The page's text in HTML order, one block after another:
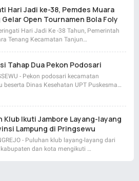
Hari Jadi ke-38, Pemdes Muara
Open Tournamen Bola Foly
Hari Jadi Ke -38 Tahun, Pemerintah
Tenang Kecamatan Tanjun…
Tahap Dua Pekon Podosari
- Pekon podosari kecamatan
beserta Dinas Kesehatan UPT Puskesma…
Klub Ikuti Jambore Layang-layang
Lampung di Pringsewu
- Puluhan klub layang-layang dari
dan kota mengikuti …